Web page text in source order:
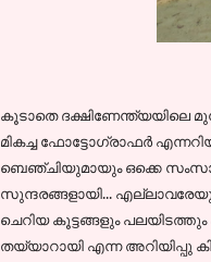
കൂടാതെ ദക്ഷിണേന്ത്യയിലെ
മികച്ച ഫോട്ടോഗ്രാഫര്‍
ബെഞ്ചിയുമായും ഒക്കെ
സുന്ദരങ്ങളായി...
ചെറിയ കൂട്ടങ്ങളും
തയ്യാറായി എന്ന അറിയിപ്പു